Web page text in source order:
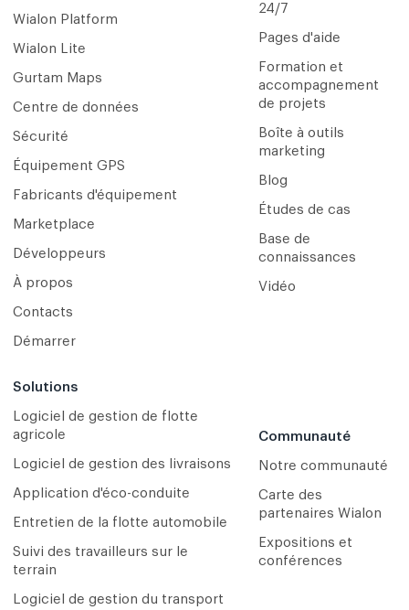
Wialon Platform
Wialon Lite
Gurtam Maps
Centre de données
Sécurité
Équipement GPS
Fabricants d'équipement
Marketplace
Développeurs
À propos
Contacts
Démarrer
Solutions
Logiciel de gestion de flotte
agricole
Logiciel de gestion des livraisons
Application d'éco-conduite
Entretien de la flotte automobile
Suivi des travailleurs sur le
terrain
Logiciel de gestion du transport
24/7
Pages d'aide
Formation et
accompagnement
de projets
Boîte à outils
marketing
Blog
Études de cas
Base de
connaissances
Vidéo
Communauté
Notre communauté
Carte des
partenaires Wialon
Expositions et
conférences